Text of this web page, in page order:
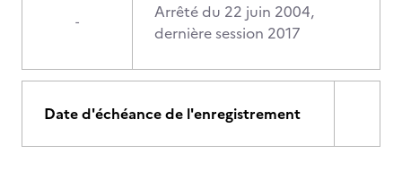
-
Arrêté du 22 juin 2004,
dernière session 2017
Date d'échéance de l'enregistrement